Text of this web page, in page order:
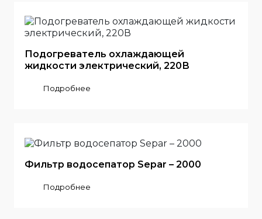
Подогреватель охлаждающей
жидкости электрический, 220В
Подробнее
Фильтр водосепатор Separ – 2000
Подробнее